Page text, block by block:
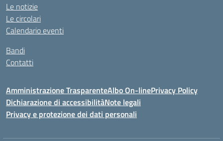
Le notizie
Le circolari
Calendario eventi
Bandi
Contatti
Amministrazione TrasparenteAlbo On-linePrivacy Policy
Dichiarazione di accessibilitàNote legali
Privacy e protezione dei dati personali